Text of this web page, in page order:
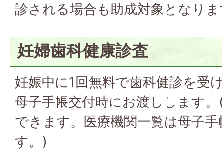
診される場合も助成対象となり
妊婦歯科健康診査
妊娠中に1回無料で歯科健診を受
母子手帳交付時にお渡しします
できます。医療機関一覧は母子
す。)